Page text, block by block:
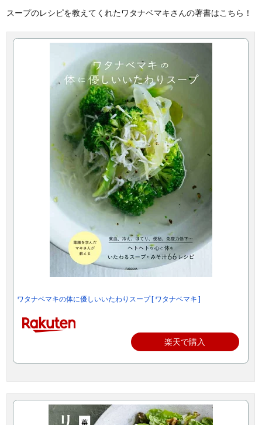
スープのレシピを教えてくれたワタナベマキさんの著書はこちら！
ワタナベマキの体に優しいいたわりスープ [ ワタナベマキ ]
楽天で購入